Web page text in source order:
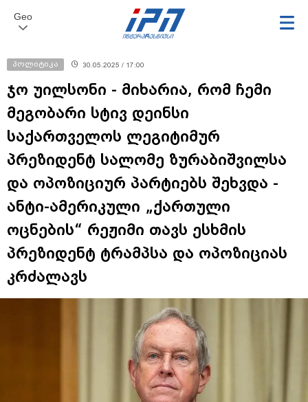
Geo
პოლიტიკა 30.05.2025 / 17:00
ჯო უილსონი - მიხარია, რომ ჩემი
მეგობარი სტივ დეინსი
საქართველოს ლეგიტიმურ
პრეზიდენტ სალომე ზურაბიშვილსა
და ოპოზიციურ პარტიებს შეხვდა -
ანტი-ამერიკული „ქართული
ოცნების“ რეჟიმი თავს ესხმის
პრეზიდენტ ტრამპსა და ოპოზიციას
კრძალავს